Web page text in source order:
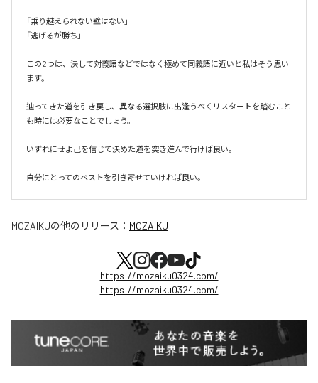
「乗り越えられない壁はない」
「逃げるが勝ち」
この2つは、決して対義語などではなく極めて同義語に近いと私はそう思い
ます。
辿ってきた道を引き戻し、異なる選択肢に出逢うべくリスタートを踏むこと
も時には必要なことでしょう。
いずれにせよ己を信じて決めた道を突き進んで行けば良い。
自分にとってのベストを引き寄せていければ良い。
MOZAIKUの他のリリース： MOZAIKU
https://mozaiku0324.com/
https://mozaiku0324.com/